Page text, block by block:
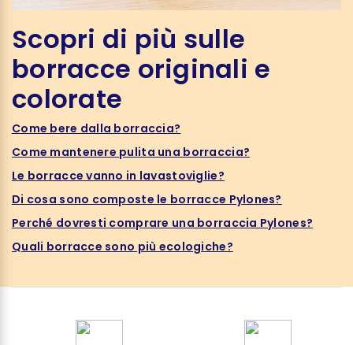
Scopri di più sulle
borracce originali e
colorate
Come bere dalla borraccia?
Come mantenere pulita una borraccia?
Le borracce vanno in lavastoviglie?
Di cosa sono composte le borracce Pylones?
Perché dovresti comprare una borraccia Pylones?
Quali borracce sono più ecologiche?